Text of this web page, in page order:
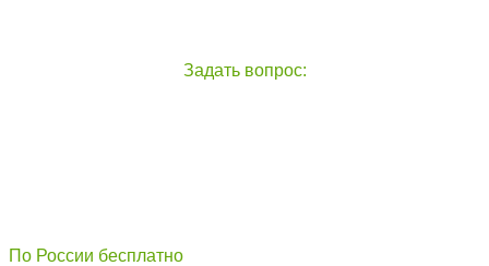
Задать вопрос:
По России бесплатно